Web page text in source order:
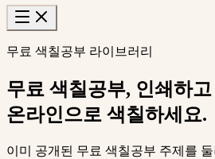
무료 색칠공부 라이브러리
무료 색칠공부, 인쇄하
온라인으로 색칠하세요.
이미 공개된 무료 색칠공부 주제를